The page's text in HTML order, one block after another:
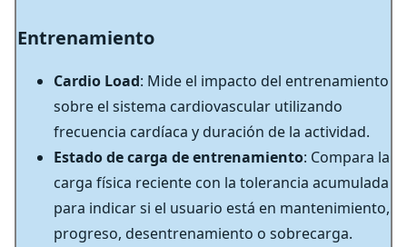
Entrenamiento
Cardio Load: Mide el impacto del entrenamiento
sobre el sistema cardiovascular utilizando
frecuencia cardíaca y duración de la actividad.
Estado de carga de entrenamiento: Compara la
carga física reciente con la tolerancia acumulada
para indicar si el usuario está en mantenimiento,
progreso, desentrenamiento o sobrecarga.